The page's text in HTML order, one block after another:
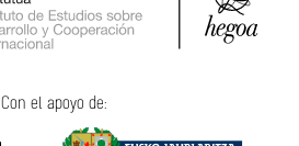
Con el apoyo de: